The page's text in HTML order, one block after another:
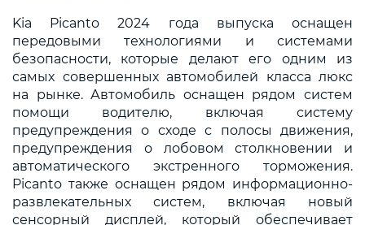
Kia Picanto 2024 года выпуска оснащен
передовыми технологиями и системами
безопасности, которые делают его одним из
самых совершенных автомобилей класса люкс
на рынке. Автомобиль оснащен рядом систем
помощи водителю, включая систему
предупреждения о сходе с полосы движения,
предупреждения о лобовом столкновении и
автоматического экстренного торможения.
Picanto также оснащен рядом информационно-
развлекательных систем, включая новый
сенсорный дисплей, который обеспечивает